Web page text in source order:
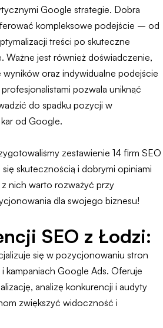
Google strategie. Dobra
kompleksowe podejście – od
treści po skuteczne
Ważne jest również doświadczenie,
oraz indywidualne podejście
pozwala uniknąć
do spadku pozycji w
od Google.
zestawienie 14 firm SEO
skutecznością i dobrymi opiniami
nich warto rozważyć przy
dla swojego biznesu!
SEO z Łodzi:
się w pozycjonowaniu stron
kampaniach Google Ads. Oferuje
analizę konkurencji i audyty
zwiększyć widoczność i